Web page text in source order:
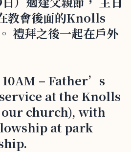
教會後面的Knolls
禮拜之後一起在戶外
10AM – Father’s
at the Knolls
church), with
at park